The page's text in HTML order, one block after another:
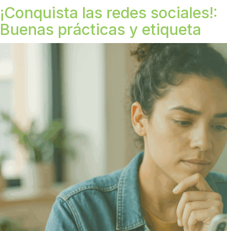
¡Conquista las redes sociales!:
Buenas prácticas y etiqueta